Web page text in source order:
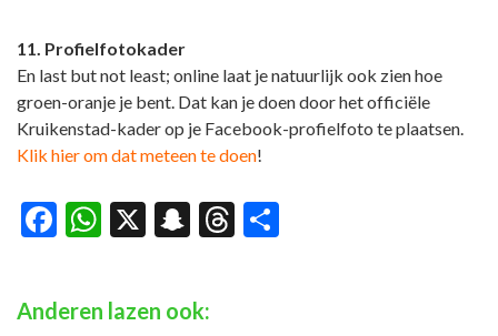
11. Profielfotokader
En last but not least; online laat je natuurlijk ook zien hoe
groen-oranje je bent. Dat kan je doen door het officiële
Kruikenstad-kader op je Facebook-profielfoto te plaatsen.
Klik hier om dat meteen te doen!
Facebook
WhatsApp
X Snapchat
Threads
Anderen lazen ook: